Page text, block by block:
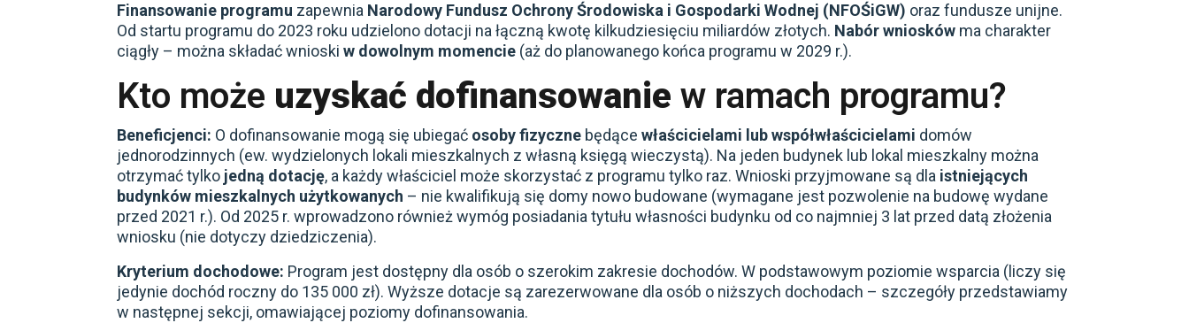
Finansowanie programu zapewnia Narodowy Fundusz Ochrony Środowiska i Gospodarki Wodnej (NFOŚiGW) oraz fundusze unijne.
Od startu programu do 2023 roku udzielono dotacji na łączną kwotę kilkudziesięciu miliardów złotych. Nabór wniosków ma charakter
ciągły – można składać wnioski w dowolnym momencie (aż do planowanego końca programu w 2029 r.).
Kto może uzyskać dofinansowanie w ramach programu?
Beneficjenci: O dofinansowanie mogą się ubiegać osoby fizyczne będące właścicielami lub współwłaścicielami domów
jednorodzinnych (ew. wydzielonych lokali mieszkalnych z własną księgą wieczystą). Na jeden budynek lub lokal mieszkalny można
otrzymać tylko jedną dotację, a każdy właściciel może skorzystać z programu tylko raz. Wnioski przyjmowane są dla istniejących
budynków mieszkalnych użytkowanych – nie kwalifikują się domy nowo budowane (wymagane jest pozwolenie na budowę wydane
przed 2021 r.). Od 2025 r. wprowadzono również wymóg posiadania tytułu własności budynku od co najmniej 3 lat przed datą złożenia
wniosku (nie dotyczy dziedziczenia).
Kryterium dochodowe: Program jest dostępny dla osób o szerokim zakresie dochodów. W podstawowym poziomie wsparcia (liczy się
jedynie dochód roczny do 135 000 zł). Wyższe dotacje są zarezerwowane dla osób o niższych dochodach – szczegóły przedstawiamy
w następnej sekcji, omawiającej poziomy dofinansowania.